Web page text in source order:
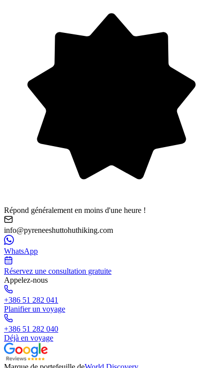
Répond généralement en moins d'une heure !
info@pyreneeshuttohuthiking.com
WhatsApp
Réservez une consultation gratuite
Appelez-nous
+386 51 282 041
Planifier un voyage
+386 51 282 040
Déjà en voyage